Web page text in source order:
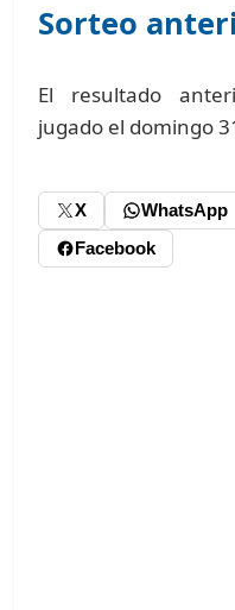
Sorteo
El resultado
jugado el domingo
X WhatsApp
Facebook